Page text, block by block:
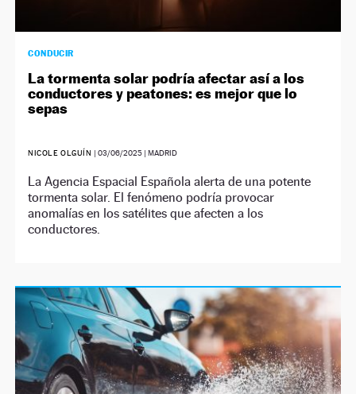
CONDUCIR
La tormenta solar podría afectar así a los
conductores y peatones: es mejor que lo
sepas
NICOLE OLGUÍN | 03/06/2025| MADRID
La Agencia Espacial Española alerta de una potente
tormenta solar. El fenómeno podría provocar
anomalías en los satélites que afecten a los
conductores.